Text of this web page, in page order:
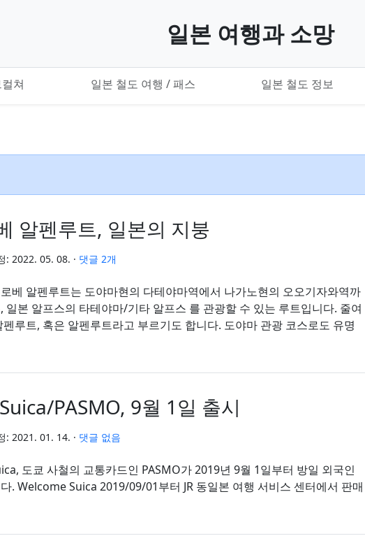
일본 여행과 소망
쳐 일본 철도 여행 / 패스 일본 철도 정보
알펜루트, 일본의 지붕
: 2022. 05. 08. · 댓글 2개
베 알펜루트는 도야마현의 다테야마역에서 나가노현의 오오기자와역까
일본 알프스의 타테야마/기타 알프스 를 관광할 수 있는 루트입니다. 줄여
루트, 혹은 알펜루트라고 부르기도 합니다. 도야마 관광 코스로도 유명
PASMO, 9월 1일 출시
: 2021. 01. 14. · 댓글 없음
도쿄 사철의 교통카드인 PASMO가 2019년 9월 1일부터 방일 외국인
서 판매